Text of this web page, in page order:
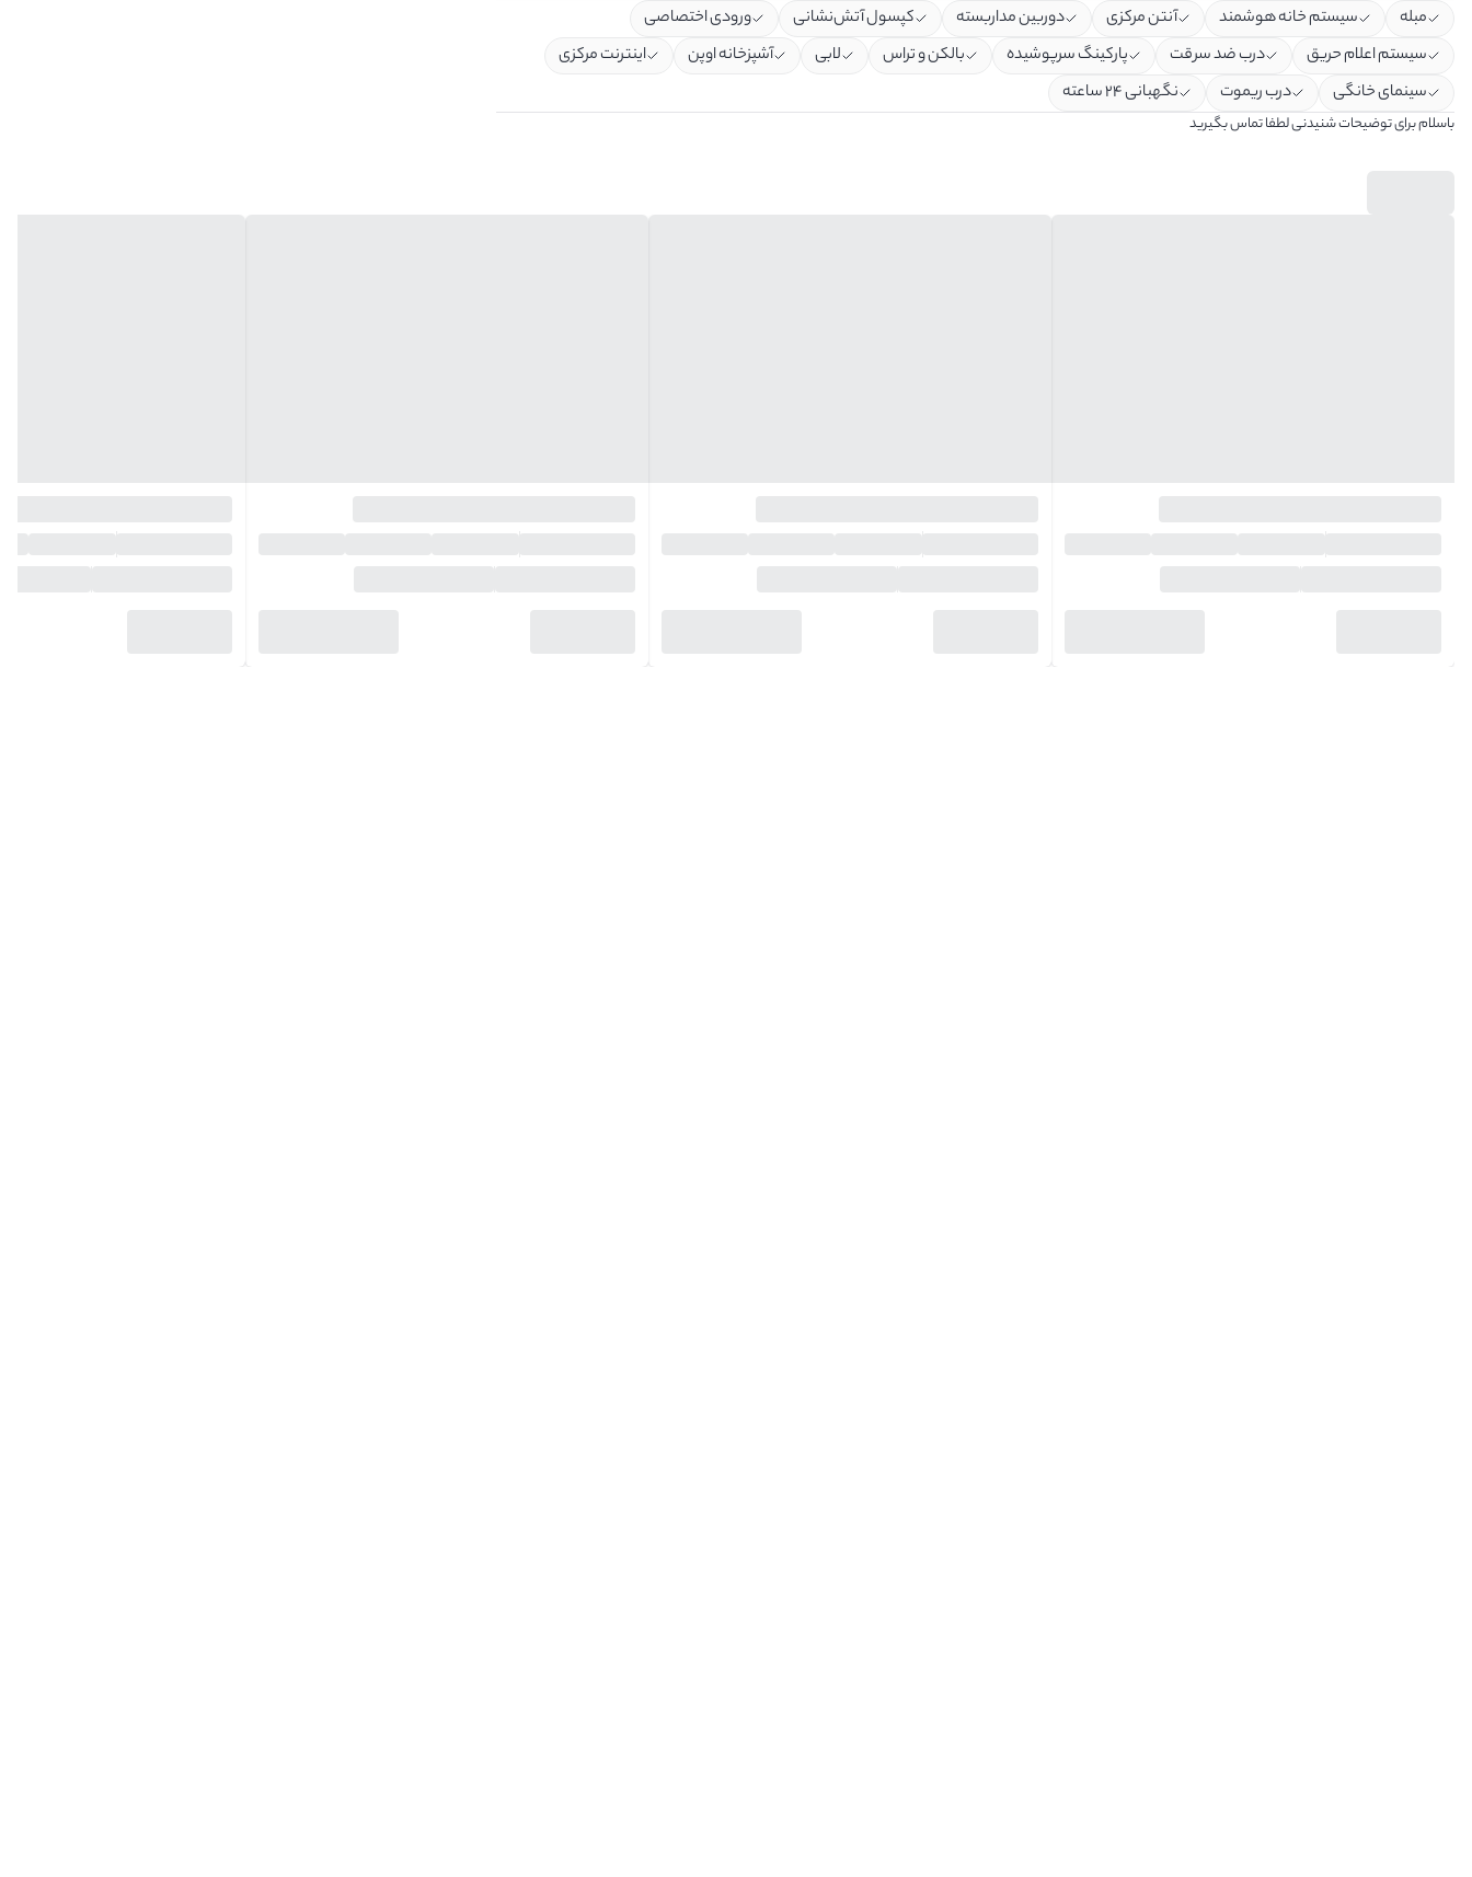
مبله
سیستم خانه هوشمند آنتن مرکزی دوربین مداربسته کپسول آتش‌نشانی
ورودی اختصاصی
سیستم اعلام حریق
درب ضد سرقت پارکینگ سرپوشیده بالکن و تراس لابی آشپزخانه اوپن
اینترنت مرکزی
سینمای خانگی
درب ریموت نگهبانی ۲۴ ساعته
باسلام برای توضیحات شنیدنی لطفا تماس بگیرید